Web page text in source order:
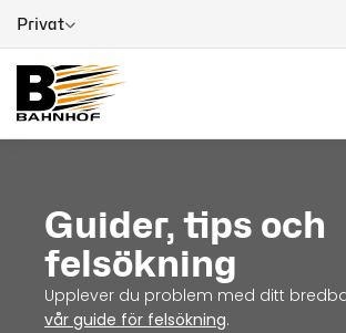
Privat
Guider, tips och
felsökning
Upplever du problem med ditt
vår guide för felsökning.